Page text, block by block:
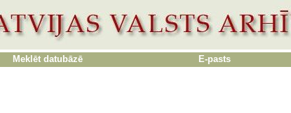
Meklēt datubāzē E-pasts